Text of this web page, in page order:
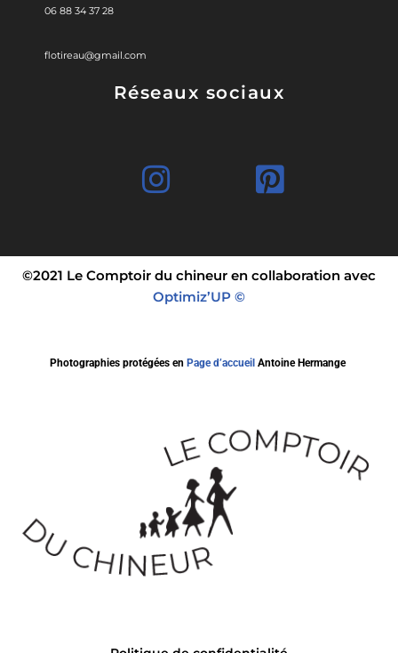
06 88 34 37 28
flotireau@gmail.com
Réseaux sociaux
©2021 Le Comptoir du chineur en collaboration avec
Optimiz’UP ©
Photographies protégées en Page d’accueil Antoine Hermange